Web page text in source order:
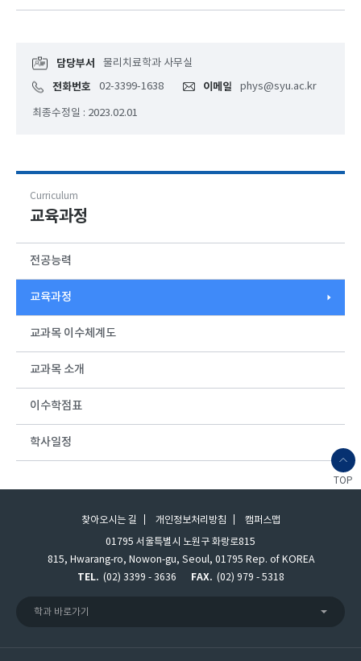
담당부서 물리치료학과 사무실
전화번호 02-3399-1638 이메일 phys@syu.ac.kr
최종수정일 : 2023.02.01
Curriculum
교육과정
전공능력
교육과정
교과목 이수체계도
교과목 소개
이수학점표
학사일정
TOP
찾아오시는 길 개인정보처리방침
캠퍼스맵
01795 서울특별시 노원구 화랑로815
815, Hwarang-ro, Nowon-gu, Seoul, 01795 Rep. of KOREA
TEL. (02) 3399 - 3636 FAX. (02) 979 - 5318
학과 바로가기